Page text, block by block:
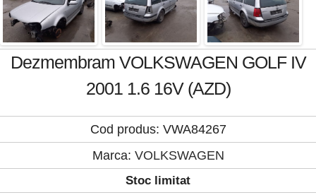
Dezmembram VOLKSWAGEN GOLF IV
2001 1.6 16V (AZD)
Cod produs: VWA84267
Marca: VOLKSWAGEN
Stoc limitat